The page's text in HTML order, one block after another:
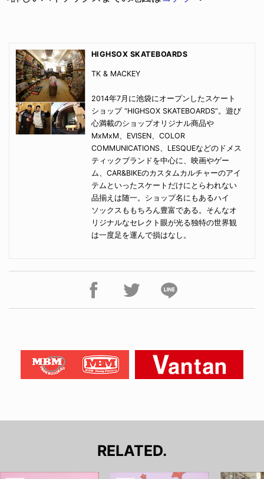
HIGHSOX SKATEBOARDS
TK & MACKEY
2014年7月に池袋にオープンしたスケート
ショップ “HIGHSOX SKATEBOARDS”。遊び
心満載のショップオリジナル商品や
MxMxM、EVISEN、COLOR
COMMUNICATIONS、LESQUEなどのドメス
ティックブランドを中心に、映画やゲー
ム、CAR&BIKEのカスタムカルチャーのアイ
テムといったスケートだけにとらわれない
品揃えは随一。ショップ名にもあるハイ
ソックスももちろん豊富である。そんなオ
リジナルなセレクト眼が光る独特の世界観
は一度足を運んで損はなし。
RELATED.